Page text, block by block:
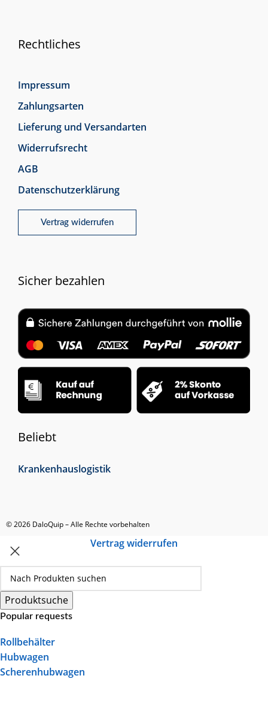
Rechtliches
Impressum
Zahlungsarten
Lieferung und Versandarten
Widerrufsrecht
AGB
Datenschutzerklärung
Vertrag widerrufen
Sicher bezahlen
Beliebt
Krankenhauslogistik
© 2026 DaloQuip – Alle Rechte vorbehalten
Produktsuche
Popular requests
Rollbehälter
Hubwagen
Scherenhubwagen
Vertrag widerrufen